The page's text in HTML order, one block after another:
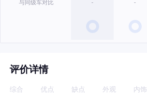
与同级车对比
-
-
评价详情
综合 优点 缺点 外观 内饰